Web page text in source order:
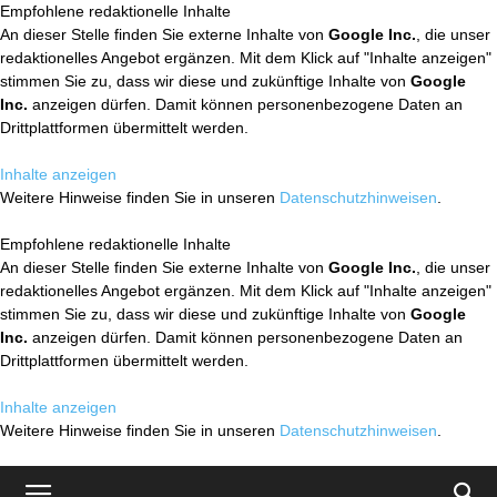
Empfohlene redaktionelle Inhalte
An dieser Stelle finden Sie externe Inhalte von Google Inc. , die unser
redaktionelles Angebot ergänzen. Mit dem Klick auf "Inhalte anzeigen"
stimmen Sie zu, dass wir diese und zukünftige Inhalte von Google
Inc. anzeigen dürfen. Damit können personenbezogene Daten an
Drittplattformen übermittelt werden.
Inhalte anzeigen
Weitere Hinweise finden Sie in unseren Datenschutzhinweisen
Empfohlene redaktionelle Inhalte
An dieser Stelle finden Sie externe Inhalte von Google Inc. , die unser
redaktionelles Angebot ergänzen. Mit dem Klick auf "Inhalte anzeigen"
stimmen Sie zu, dass wir diese und zukünftige Inhalte von Google
Inc. anzeigen dürfen. Damit können personenbezogene Daten an
Drittplattformen übermittelt werden.
Inhalte anzeigen
Weitere Hinweise finden Sie in unseren Datenschutzhinweisen